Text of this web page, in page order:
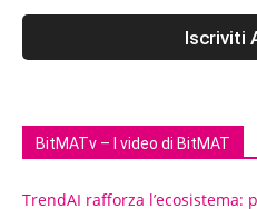
BitMATv – I video di BitMAT
TrendAI rafforza l’ecosistema: